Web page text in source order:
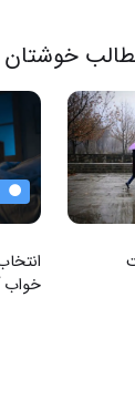
خوشتان
خواب